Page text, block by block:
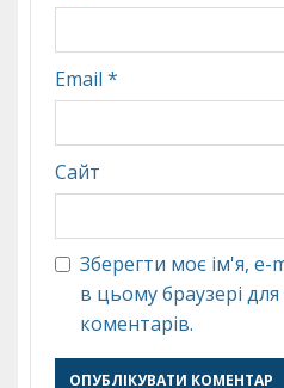
Email *
Сайт
Зберегти моє ім'я, e-
в цьому браузері
коментарів.